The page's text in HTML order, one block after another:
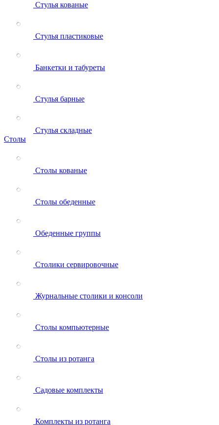
Стулья кованые
Стулья пластиковые
Банкетки и табуреты
Стулья барные
Стулья складные
Столы
Столы кованые
Столы обеденные
Обеденные группы
Столики сервировочные
Журнальные столики и консоли
Столы компьютерные
Столы из ротанга
Садовые комплекты
Комплекты из ротанга